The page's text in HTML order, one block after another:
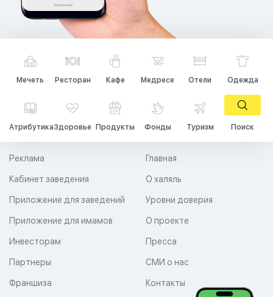
Мечеть Ресторан Кафе Медресе Отели Одежда
АтрибутикаЗдоровье Продукты Фонды Туризм Поиск
Главная
О халяль
Уровни доверия
Реклама
Кабинет заведения
Приложение для заведений
Приложение для имамов О проекте
Пресса
СМИ о нас
Контакты
Инвесторам
Партнеры
Франшиза